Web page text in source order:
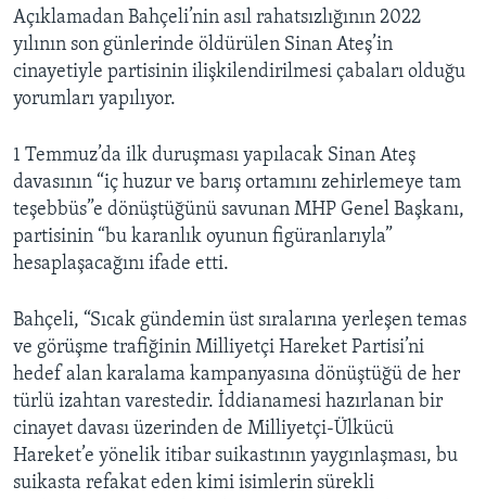
Açıklamadan Bahçeli’nin asıl rahatsızlığının 2022
yılının son günlerinde öldürülen Sinan Ateş’in
cinayetiyle partisinin ilişkilendirilmesi çabaları olduğu
yorumları yapılıyor.
1 Temmuz’da ilk duruşması yapılacak Sinan Ateş
davasının “iç huzur ve barış ortamını zehirlemeye tam
teşebbüs”e dönüştüğünü savunan MHP Genel Başkanı,
partisinin “bu karanlık oyunun figüranlarıyla”
hesaplaşacağını ifade etti.
Bahçeli, “Sıcak gündemin üst sıralarına yerleşen temas
ve görüşme trafiğinin Milliyetçi Hareket Partisi’ni
hedef alan karalama kampanyasına dönüştüğü de her
türlü izahtan varestedir. İddianamesi hazırlanan bir
cinayet davası üzerinden de Milliyetçi-Ülkücü
Hareket’e yönelik itibar suikastının yaygınlaşması, bu
suikasta refakat eden kimi isimlerin sürekli